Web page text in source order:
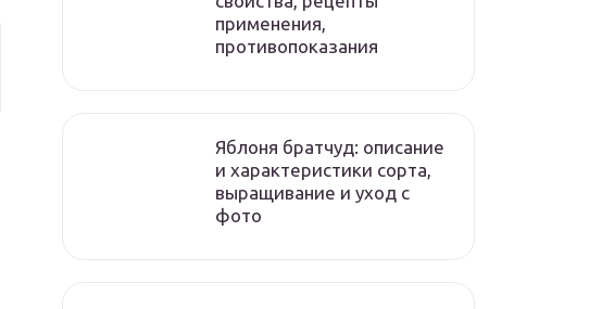
применения,
противопоказания
Яблоня братчуд: описание
и характеристики сорта,
выращивание и уход с
фото